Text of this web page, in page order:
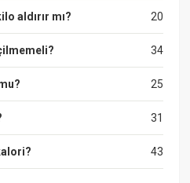
20
aldırır mı?
34
25
31
43